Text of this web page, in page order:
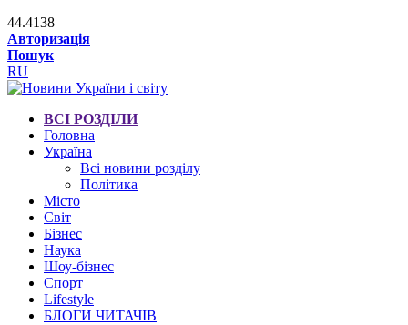
44.4138
Авторизація
Пошук
RU
ВСІ РОЗДІЛИ
Головна
Україна
Всі новини розділу
Політика
Місто
Світ
Бізнес
Наука
Шоу-бізнес
Спорт
Lifestyle
БЛОГИ ЧИТАЧІВ